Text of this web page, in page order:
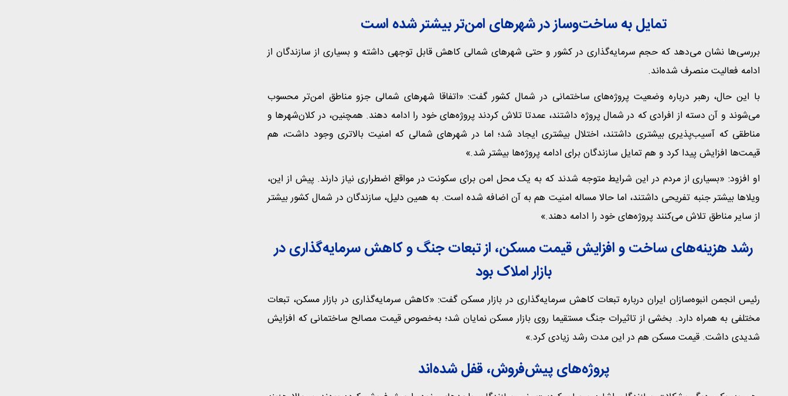
تمایل به ساخت‌وساز در شهرهای امن‌تر بیشتر شده است
بررسی‌ها نشان می‌دهد که حجم سرمایه‌گذاری در کشور و حتی شهرهای شمالی کاهش قابل توجهی داشته و بسیاری از سازندگان از
ادامه فعالیت منصرف شده‌اند.
با این حال، رهبر درباره وضعیت پروژه‌های ساختمانی در شمال کشور گفت: «اتفاقا شهرهای شمالی جزو مناطق امن‌تر محسوب
می‌شوند و آن دسته از افرادی که در شمال پروژه داشتند، عمدتا تلاش کردند پروژه‌های خود را ادامه دهند. همچنین، در کلان‌شهرها و
مناطقی که آسیب‌پذیری بیشتری داشتند، اختلال بیشتری ایجاد شد؛ اما در شهرهای شمالی که امنیت بالاتری وجود داشت، هم
قیمت‌ها افزایش پیدا کرد و هم تمایل سازندگان برای ادامه پروژه‌ها بیشتر شد.»
او افزود: «بسیاری از مردم در این شرایط متوجه شدند که به یک محل امن برای سکونت در مواقع اضطراری نیاز دارند. پیش از این،
ویلاها بیشتر جنبه تفریحی داشتند، اما حالا مساله امنیت هم به آن اضافه شده است. به همین دلیل، سازندگان در شمال کشور بیشتر
از سایر مناطق تلاش می‌کنند پروژه‌های خود را ادامه دهند.»
رشد هزینه‌های ساخت و افزایش قیمت مسکن، از تبعات جنگ و کاهش سرمایه‌گذاری در
بازار املاک بود
رئیس انجمن انبوه‌سازان ایران درباره تبعات کاهش سرمایه‌گذاری در بازار مسکن گفت: «کاهش سرمایه‌گذاری در بازار مسکن، تبعات
مختلفی به همراه دارد. بخشی از تاثیرات جنگ مستقیما روی بازار مسکن نمایان شد؛ به‌خصوص قیمت مصالح ساختمانی که افزایش
شدیدی داشت. قیمت مسکن هم در این مدت رشد زیادی کرد.»
پروژه‌های پیش‌فروش، قفل شده‌اند